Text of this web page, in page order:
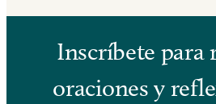
Inscríbete para
oraciones y